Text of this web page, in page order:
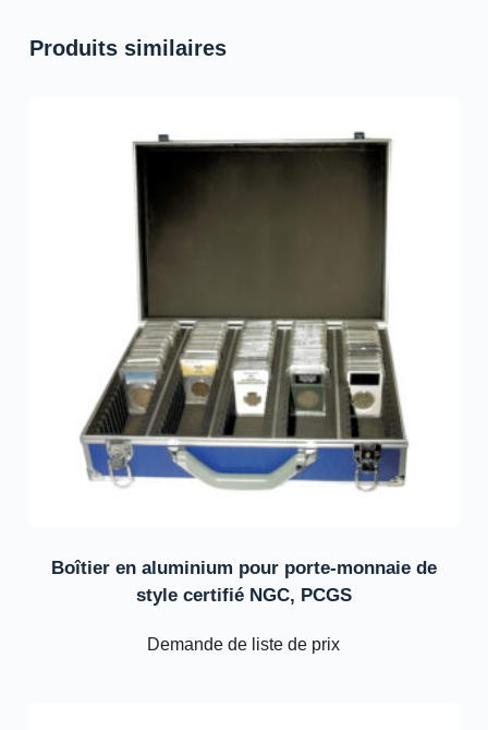
Produits similaires
Boîtier en aluminium pour porte-monnaie de
style certifié NGC, PCGS
Demande de liste de prix